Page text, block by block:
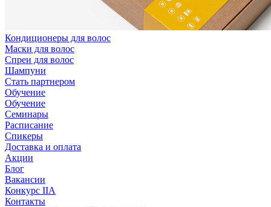
Кондиционеры для волос
Маски для волос
Спреи для волос
Шампуни
Стать партнером
Обучение
Обучение
Семинары
Расписание
Спикеры
Доставка и оплата
Акции
Блог
Вакансии
Конкурс IIA
Контакты